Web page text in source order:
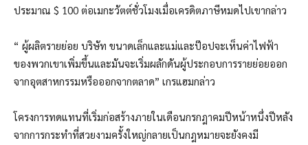
ประมาณ $ 100 ต่อเมกะวัตต์ชั่วโมงเมื่อเครดิตภาษีหมดไปเขากล่าว
“ ผู้ผลิตรายย่อย บริษัท ขนาดเล็กและแม่และป๊อปจะเห็นค่าไฟฟ้า
ของพวกเขาเพิ่มขึ้นและมันจะเริ่มผลักดันผู้ประกอบการรายย่อยออก
จากอุตสาหกรรมหรือออกจากตลาด” เกรแฮมกล่าว
โครงการทดแทนที่เริ่มก่อสร้างภายในเดือนกรกฎาคมปีหน้าหนึ่งปีหลัง
จากการกระทำที่สวยงามครั้งใหญ่กลายเป็นกฎหมายจะยังคงมี